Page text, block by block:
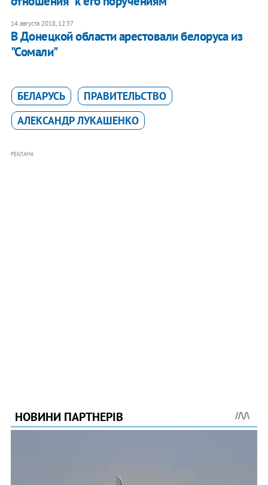
14 августа 2018, 12:37
В Донецкой области арестовали белоруса из
"Сомали"
БЕЛАРУСЬ
ПРАВИТЕЛЬСТВО
АЛЕКСАНДР ЛУКАШЕНКО
РЕКЛАМА